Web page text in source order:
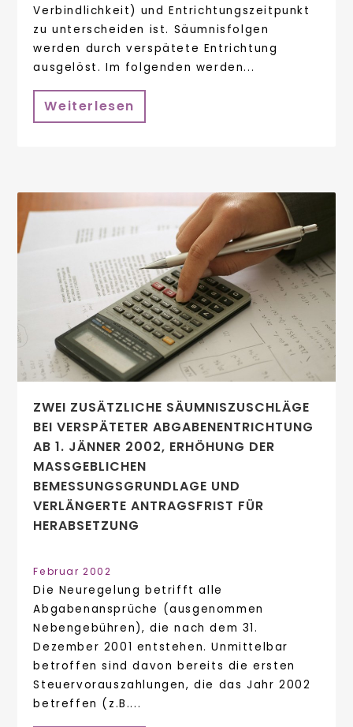
Verbindlichkeit) und Entrichtungszeitpunkt
zu unterscheiden ist. Säumnisfolgen
werden durch verspätete Entrichtung
ausgelöst. Im folgenden werden...
Weiterlesen
ZWEI ZUSÄTZLICHE SÄUMNISZUSCHLÄGE
BEI VERSPÄTETER ABGABENENTRICHTUNG
AB 1. JÄNNER 2002, ERHÖHUNG DER
MASSGEBLICHEN B
EMESSUNGSGRUNDLAGE UND V
ERLÄNGERTE ANTRAGSFRIST FÜR H
ERABSETZUNG
Februar 2002
Die Neuregelung betrifft alle
Abgabenansprüche (ausgenommen
Nebengebühren), die nach dem 31.
Dezember 2001 entstehen. Unmittelbar
betroffen sind davon bereits die ersten
Steuervorauszahlungen, die das Jahr 2002
betreffen (z.B....